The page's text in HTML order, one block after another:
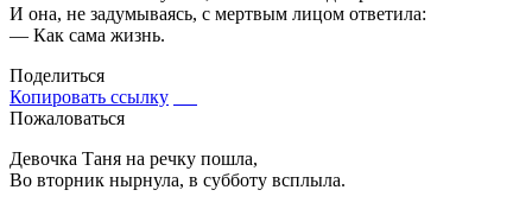
И она, не задумываясь, с мертвым лицом ответила:
— Как сама жизнь.
Поделиться
Копировать ссылку
Пожаловаться
Девочка Таня на речку пошла,
Во вторник нырнула, в субботу всплыла.